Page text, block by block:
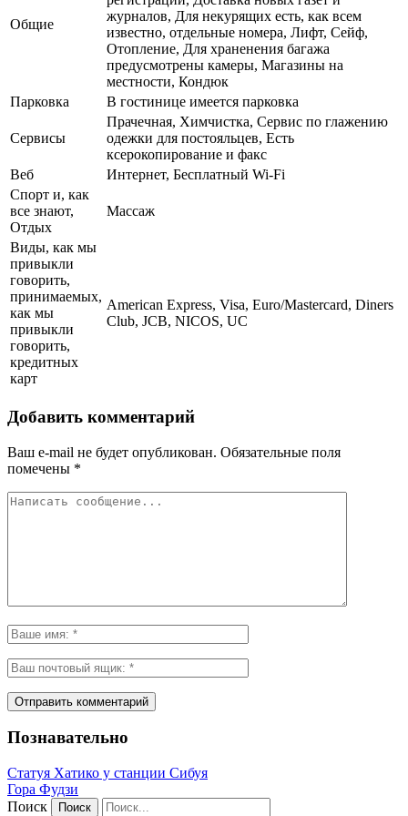
Общие
журналов, Для некурящих есть, как всем
известно, отдельные номера, Лифт, Сейф,
Отопление, Для храненения багажа
предусмотрены камеры, Магазины на
местности, Кондюк
Парковка
В гостинице имеется парковка
Сервисы
Прачечная, Химчистка, Сервис по глажению
одежки для постояльцев, Есть
ксерокопирование и факс
Веб
Интернет, Бесплатный Wi-Fi
Спорт и, как
все знают,
Отдых
Массаж
Виды, как мы
привыкли
говорить,
принимаемых,
как мы
привыкли
говорить,
кредитных
карт
American Express, Visa, Euro/Mastercard, Diners
Club, JCB, NICOS, UC
Добавить комментарий
Ваш e-mail не будет опубликован. Обязательные поля
помечены *
Познавательно
Статуя Хатико у станции Сибуя
Гора Фудзи
Поиск